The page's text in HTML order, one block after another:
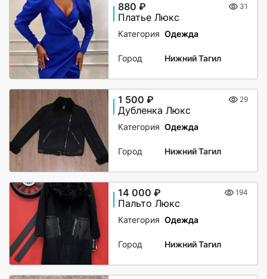
880 ₽ 31
Платье Люкс
Категория Одежда
Город Нижний Тагил
1 500 ₽ 29
Дубленка Люкс
Категория Одежда
Город Нижний Тагил
14 000 ₽ 194
Пальто Люкс
Категория Одежда
Город Нижний Тагил